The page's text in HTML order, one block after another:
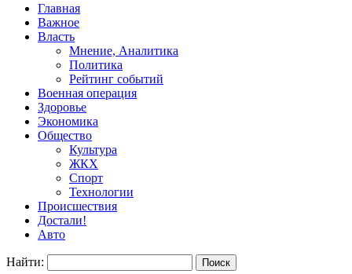
Главная
Важное
Власть
Мнение, Аналитика
Политика
Рейтинг событий
Военная операция
Здоровье
Экономика
Общество
Культура
ЖКХ
Спорт
Технологии
Происшествия
Достали!
Авто
Найти: